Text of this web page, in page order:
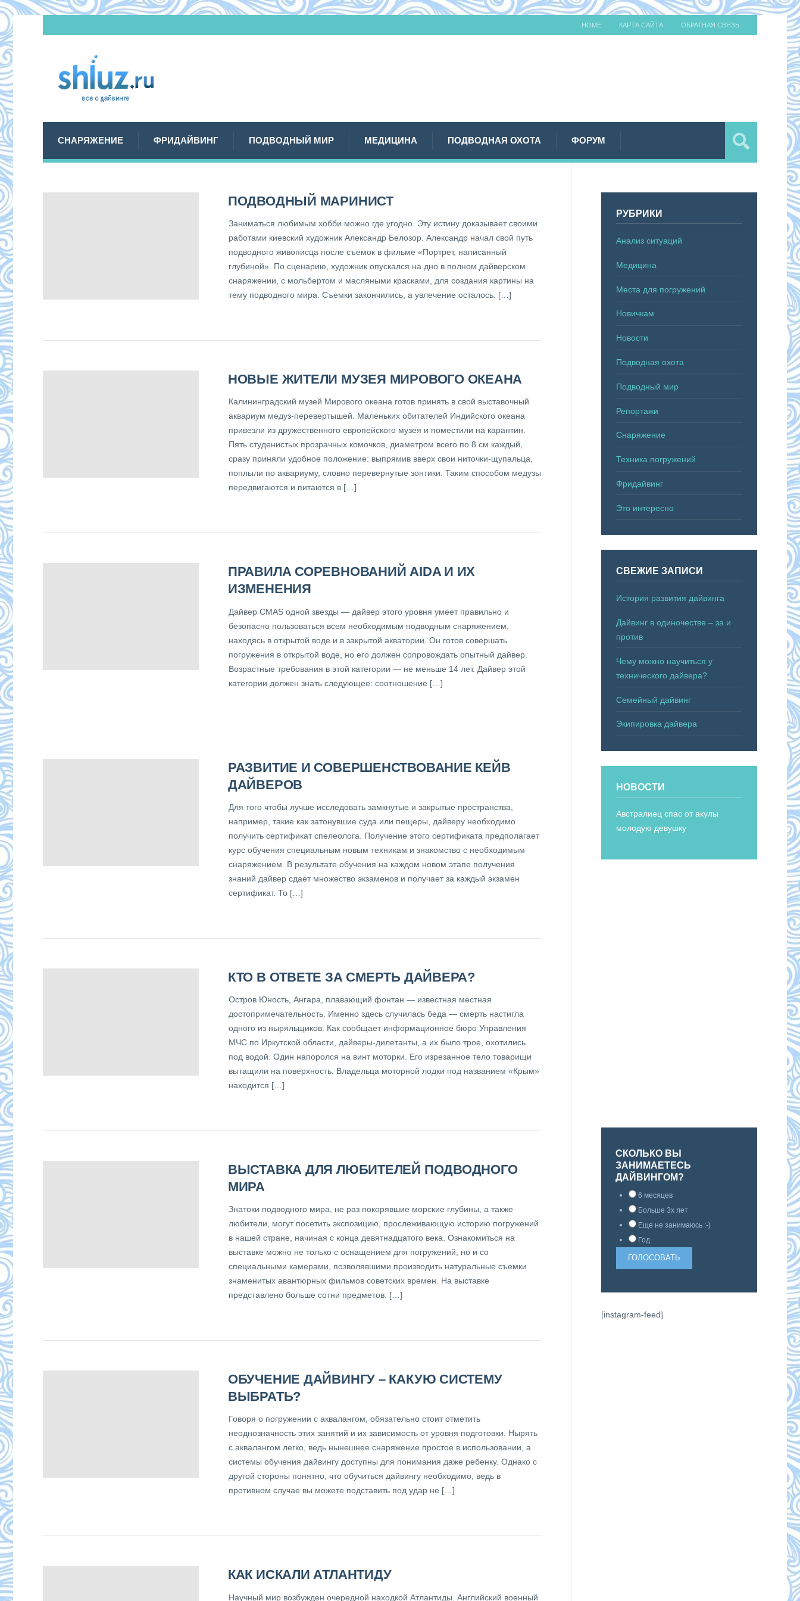
HOME КАРТА САЙТА ОБРАТНАЯ СВЯЗЬ
СНАРЯЖЕНИЕ ФРИДАЙВИНГ ПОДВОДНЫЙ МИР МЕДИЦИНА ПОДВОДНАЯ ОХОТА ФОРУМ
ПОДВОДНЫЙ МАРИНИСТ
Заниматься любимым хобби можно где угодно. Эту истину доказывает своими
работами киевский художник Александр Белозор. Александр начал свой путь
подводного живописца после съемок в фильме «Портрет, написанный
глубиной». По сценарию, художник опускался на дно в полном дайверском
снаряжении, с мольбертом и масляными красками, для создания картины на
тему подводного мира. Съемки закончились, а увлечение осталось. […]
НОВЫЕ ЖИТЕЛИ МУЗЕЯ МИРОВОГО ОКЕАНА
Калининградский музей Мирового океана готов принять в свой выставочный
аквариум медуз-перевертышей. Маленьких обитателей Индийского океана
привезли из дружественного европейского музея и поместили на карантин.
Пять студенистых прозрачных комочков, диаметром всего по 8 см каждый,
сразу приняли удобное положение: выпрямив вверх свои ниточки-щупальца,
поплыли по аквариуму, словно перевернутые зонтики. Таким способом медузы
передвигаются и питаются в […]
ПРАВИЛА СОРЕВНОВАНИЙ AIDA И ИХ
ИЗМЕНЕНИЯ
Дайвер CMAS одной звезды — дайвер этого уровня умеет правильно и
безопасно пользоваться всем необходимым подводным снаряжением,
находясь в открытой воде и в закрытой акватории. Он готов совершать
погружения в открытой воде, но его должен сопровождать опытный дайвер.
Возрастные требования в этой категории — не меньше 14 лет. Дайвер этой
категории должен знать следующее: соотношение […]
РАЗВИТИЕ И СОВЕРШЕНСТВОВАНИЕ КЕЙВ
ДАЙВЕРОВ
Для того чтобы лучше исследовать замкнутые и закрытые пространства,
например, такие как затонувшие суда или пещеры, дайверу необходимо
получить сертификат спелеолога. Получение этого сертификата предполагает
курс обучения специальным новым техникам и знакомство с необходимым
снаряжением. В результате обучения на каждом новом этапе получения
знаний дайвер сдает множество экзаменов и получает за каждый экзамен
сертификат. То […]
КТО В ОТВЕТЕ ЗА СМЕРТЬ ДАЙВЕРА?
Остров Юность, Ангара, плавающий фонтан — известная местная
достопримечательность. Именно здесь случилась беда — смерть настигла
одного из ныряльщиков. Как сообщает информационное бюро Управления
МЧС по Иркутской области, дайверы-дилетанты, а их было трое, охотились
под водой. Один напоролся на винт моторки. Его изрезанное тело товарищи
вытащили на поверхность. Владельца моторной лодки под названием «Крым»
находится […]
ВЫСТАВКА ДЛЯ ЛЮБИТЕЛЕЙ ПОДВОДНОГО
МИРА
Знатоки подводного мира, не раз покорявшие морские глубины, а также
любители, могут посетить экспозицию, прослеживающую историю погружений
в нашей стране, начиная с конца девятнадцатого века. Ознакомиться на
выставке можно не только с оснащением для погружений, но и со
специальными камерами, позволявшими производить натуральные съемки
знаменитых авантюрных фильмов советских времен. На выставке
представлено больше сотни предметов. […]
ОБУЧЕНИЕ ДАЙВИНГУ – КАКУЮ СИСТЕМУ
ВЫБРАТЬ?
Говоря о погружении с аквалангом, обязательно стоит отметить
неоднозначность этих занятий и их зависимость от уровня подготовки. Нырять
с аквалангом легко, ведь нынешнее снаряжение простое в использовании, а
системы обучения дайвингу доступны для понимания даже ребенку. Однако с
другой стороны понятно, что обучиться дайвингу необходимо, ведь в
противном случае вы можете подставить под удар не […]
КАК ИСКАЛИ АТЛАНТИДУ
Научный мир возбужден очередной находкой Атлантиды. Английский военный
РУБРИКИ
Анализ ситуаций
Медицина
Места для погружений
Новичкам
Новости
Подводная охота
Подводный мир
Репортажи
Снаряжение
Техника погружений
Фридайвинг
Это интересно
СВЕЖИЕ ЗАПИСИ
История развития дайвинга
Дайвинг в одиночестве – за и
против
Чему можно научиться у
технического дайвера?
Семейный дайвинг
Экипировка дайвера
НОВОСТИ
Австралиец спас от акулы
молодую девушку
СКОЛЬКО ВЫ
ЗАНИМАЕТЕСЬ
ДАЙВИНГОМ?
6 месяцев
Больше 3х лет
Еще не занимаюсь :-)
Год
[instagram-feed]